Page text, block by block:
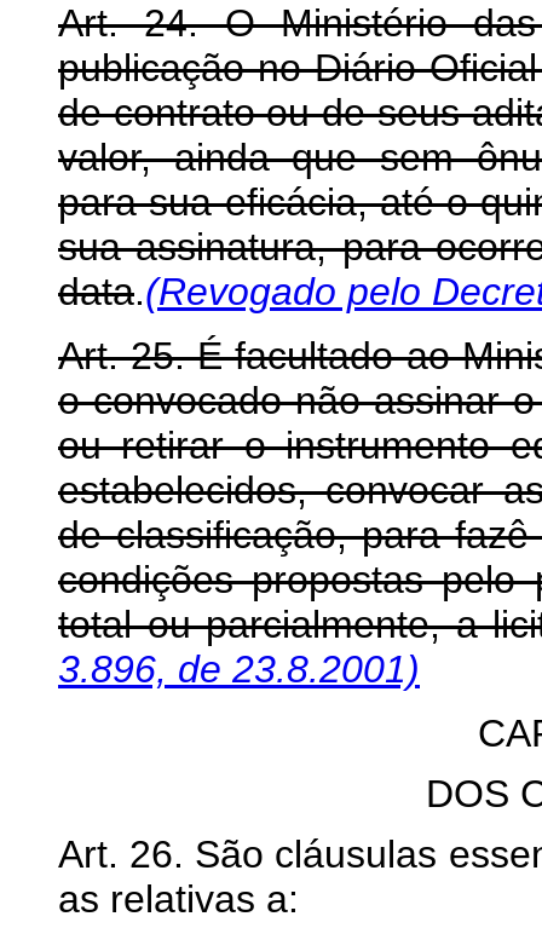
Art. 24. O Ministério das
publicação no Diário
de contrato ou de seus
valor, ainda que sem
para sua eficácia, até o
sua assinatura, para
data.(Revogado pelo
Art. 25. É facultado ao
o convocado não assinar
ou retirar o instrumento
estabelecidos, convocar
de classificação, para
condições propostas pelo
total ou parcialmente, a
3.896, de 23.8.2001)
DOS
Art. 26. São cláusulas
as relativas a: